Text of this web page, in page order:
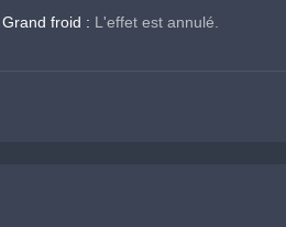
Grand froid : L'effet est annulé.